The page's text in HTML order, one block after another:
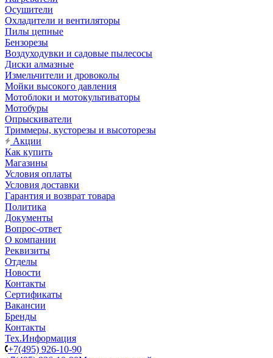
Осушители
Охладители и вентиляторы
Пилы цепные
Бензорезы
Воздуходувки и садовые пылесосы
Диски алмазные
Измельчители и дровоколы
Мойки высокого давления
Мотоблоки и мотокультиваторы
Мотобуры
Опрыскиватели
Триммеры, кусторезы и высоторезы
Акции
Как купить
Магазины
Условия оплаты
Условия доставки
Гарантия и возврат товара
Политика
Документы
Вопрос-ответ
О компании
Реквизиты
Отделы
Новости
Контакты
Сертификаты
Вакансии
Бренды
Контакты
Тех.Информация
+7(495) 926-10-90